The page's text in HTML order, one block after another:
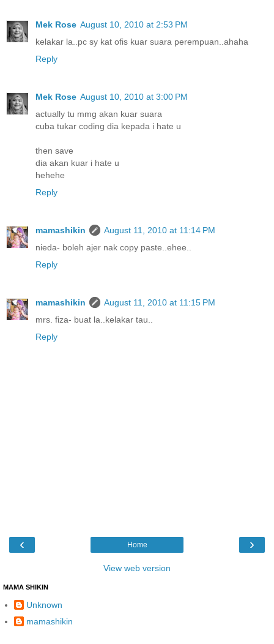
Mek Rose August 10, 2010 at 2:53 PM
kelakar la..pc sy kat ofis kuar suara perempuan..ahaha
Reply
Mek Rose August 10, 2010 at 3:00 PM
actually tu mmg akan kuar suara
cuba tukar coding dia kepada i hate u
then save
dia akan kuar i hate u
hehehe
Reply
mamashikin
August 11, 2010 at 11:14 PM
nieda- boleh ajer nak copy paste..ehee..
Reply
mamashikin
August 11, 2010 at 11:15 PM
mrs. fiza- buat la..kelakar tau..
Reply
‹ ›
Home
View web version
MAMA SHIKIN
Unknown
mamashikin